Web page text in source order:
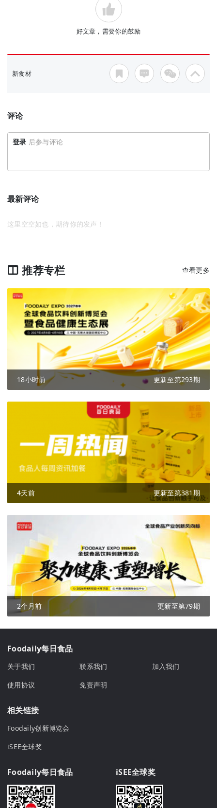
好文章，需要你的鼓励
新食材
评论
登录 后参与评论
最新评论
这里空空如也，期待你的发声！
推荐专栏 查看更多
18小时前 更新至第293期
4天前 更新至第381期
2个月前 更新至第79期
Foodaily每日食品
关于我们 联系我们
加入我们
使用协议
免责声明
相关链接
Foodaily创新博览会
iSEE全球奖
Foodaily每日食品 iSEE全球奖